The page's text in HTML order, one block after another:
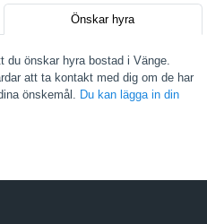
Önskar hyra
du önskar hyra bostad i Vänge.
att ta kontakt med dig om de har
önskemål. Du kan lägga in din